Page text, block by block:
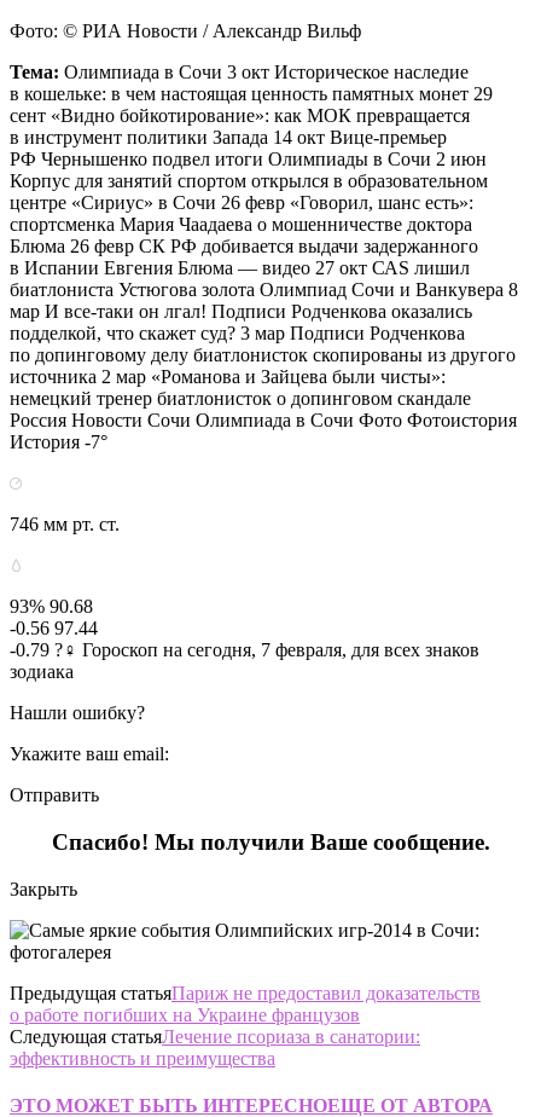
Фото: © РИА Новости / Александр Вильф
Тема: Олимпиада в Сочи 3 окт Историческое наследие
в кошельке: в чем настоящая ценность памятных монет 29
сент «Видно бойкотирование»: как МОК превращается
в инструмент политики Запада 14 окт Вице-премьер
РФ Чернышенко подвел итоги Олимпиады в Сочи 2 июн
Корпус для занятий спортом открылся в образовательном
центре «Сириус» в Сочи 26 февр «Говорил, шанс есть»:
спортсменка Мария Чаадаева о мошенничестве доктора
Блюма 26 февр СК РФ добивается выдачи задержанного
в Испании Евгения Блюма — видео 27 окт САS лишил
биатлониста Устюгова золота Олимпиад Сочи и Ванкувера 8
мар И все-таки он лгал! Подписи Родченкова оказались
подделкой, что скажет суд? 3 мар Подписи Родченкова
по допинговому делу биатлонисток скопированы из другого
источника 2 мар «Романова и Зайцева были чисты»:
немецкий тренер биатлонисток о допинговом скандале
Россия Новости Сочи Олимпиада в Сочи Фото Фотоистория
История -7°
746 мм рт. ст.
93% 90.68
-0.56 97.44
-0.79 ?‍♀ Гороскоп на сегодня, 7 февраля, для всех знаков
зодиака
Нашли ошибку?
Укажите ваш email:
Отправить
Спасибо! Мы получили Ваше сообщение.
Закрыть
Предыдущая статьяПариж не предоставил доказательств
о работе погибших на Украине французов
Следующая статьяЛечение псориаза в санатории:
эффективность и преимущества
ЭТО МОЖЕТ БЫТЬ ИНТЕРЕСНОЕЩЕ ОТ АВТОРА